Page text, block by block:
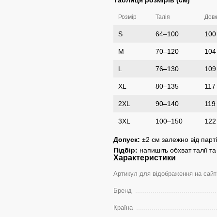
Розмір Талія
S 64–100 100
M 70–120 104
L 76–130 109
XL 80–135 117
2XL 90–140 119
3XL 100–150 122
Допуск: ±2 см залежно від
Підбір: напишіть обхват талії
Характеристики
Артикул для відображення на
Бренд
Країна